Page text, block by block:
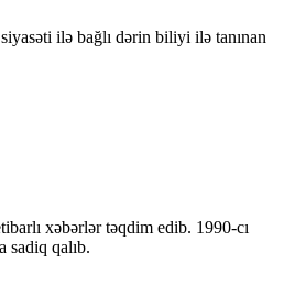
ilə bağlı dərin biliyi ilə tanınan
xəbərlər təqdim edib. 1990-cı
sadiq qalıb.